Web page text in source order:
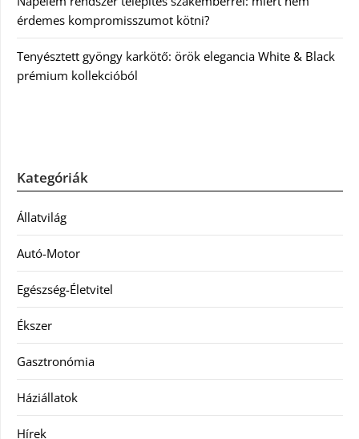
érdemes kompromisszumot kötni?
Tenyésztett gyöngy karkötő: örök elegancia White & Black
prémium kollekcióból
Kategóriák
Állatvilág
Autó-Motor
Egészség-Életvitel
Ékszer
Gasztronómia
Háziállatok
Hírek